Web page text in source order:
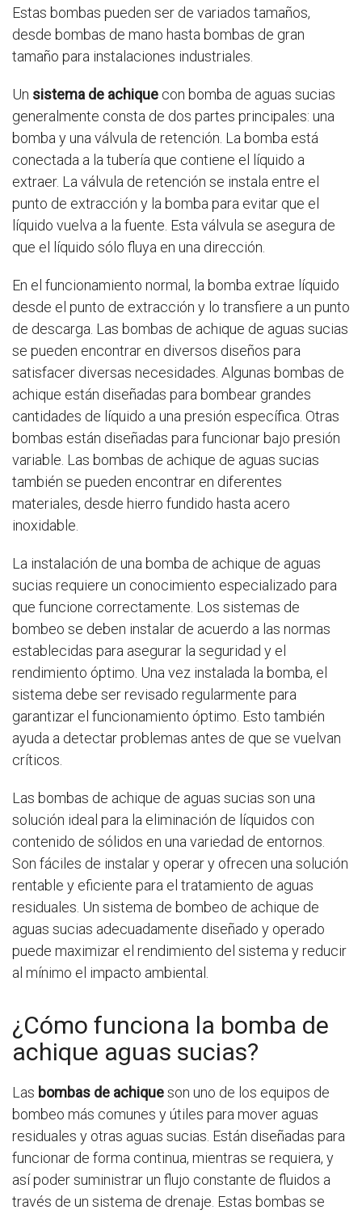
Estas bombas pueden ser de variados tamaños,
desde bombas de mano hasta bombas de gran
tamaño para instalaciones industriales.
Un sistema de achique con bomba de aguas sucias
generalmente consta de dos partes principales: una
bomba y una válvula de retención. La bomba está
conectada a la tubería que contiene el líquido a
extraer. La válvula de retención se instala entre el
punto de extracción y la bomba para evitar que el
líquido vuelva a la fuente. Esta válvula se asegura de
que el líquido sólo fluya en una dirección.
En el funcionamiento normal, la bomba extrae líquido
desde el punto de extracción y lo transfiere a un punto
de descarga. Las bombas de achique de aguas sucias
se pueden encontrar en diversos diseños para
satisfacer diversas necesidades. Algunas bombas de
achique están diseñadas para bombear grandes
cantidades de líquido a una presión específica. Otras
bombas están diseñadas para funcionar bajo presión
variable. Las bombas de achique de aguas sucias
también se pueden encontrar en diferentes
materiales, desde hierro fundido hasta acero
inoxidable.
La instalación de una bomba de achique de aguas
sucias requiere un conocimiento especializado para
que funcione correctamente. Los sistemas de
bombeo se deben instalar de acuerdo a las normas
establecidas para asegurar la seguridad y el
rendimiento óptimo. Una vez instalada la bomba, el
sistema debe ser revisado regularmente para
garantizar el funcionamiento óptimo. Esto también
ayuda a detectar problemas antes de que se vuelvan
críticos.
Las bombas de achique de aguas sucias son una
solución ideal para la eliminación de líquidos con
contenido de sólidos en una variedad de entornos.
Son fáciles de instalar y operar y ofrecen una solución
rentable y eficiente para el tratamiento de aguas
residuales. Un sistema de bombeo de achique de
aguas sucias adecuadamente diseñado y operado
puede maximizar el rendimiento del sistema y reducir
al mínimo el impacto ambiental.
¿Cómo funciona la bomba de
achique aguas sucias?
Las bombas de achiqueson uno de los equipos de
bombeo más comunes y útiles para mover aguas
residuales y otras aguas sucias. Están diseñadas para
funcionar de forma continua, mientras se requiera, y
así poder suministrar un flujo constante de fluidos a
través de un sistema de drenaje. Estas bombas se